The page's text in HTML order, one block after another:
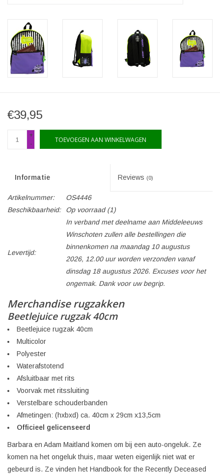
€39,95
+
-
TOEVOEGEN AAN WINKELWAGEN
Informatie Reviews (0)
Artikelnummer:
OS4446
Beschikbaarheid:
Op voorraad(1)
Levertijd:
In verband met deelname aan Middeleeuws
Winschoten zullen alle bestellingen die
binnenkomen na maandag 10 augustus
2026, 12.00 uur worden verzonden vanaf
dinsdag 18 augustus 2026. Excuses voor het
ongemak. Dank voor uw begrip.
Merchandise rugzakken
Beetlejuice rugzak 40cm
Beetlejuice rugzak 40cm
Multicolor
Polyester
Waterafstotend
Afsluitbaar met rits
Voorvak met ritssluiting
Verstelbare schouderbanden
Afmetingen: (hxbxd) ca. 40cm x 29cm x13,5cm
Officieel gelicenseerd
Barbara en Adam Maitland komen om bij een auto-ongeluk. Ze
komen na het ongeluk thuis, maar weten eigenlijk niet wat er
gebeurd is. Ze vinden het Handbook for the Recently Deceased